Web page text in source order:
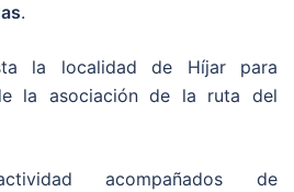
.
la localidad de Híjar para
la asociación de la ruta del
acompañados de